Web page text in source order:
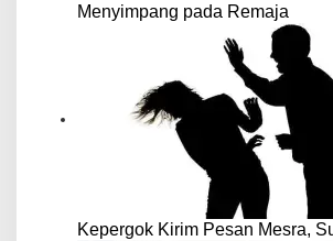
Menyimpang pada Remaja
Kepergok Kirim Pesan Mesra,